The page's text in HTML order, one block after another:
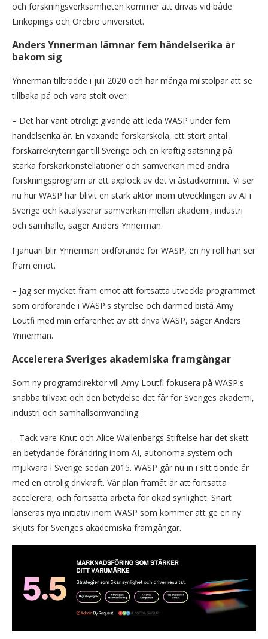
och forskningsverksamheten kommer att drivas vid både
Linköpings och Örebro universitet.
Anders Ynnerman lämnar fem händelserika år
bakom sig
Ynnerman tillträdde i juli 2020 och har många milstolpar att se
tillbaka på och vara stolt över.
– Det har varit otroligt givande att leda WASP under fem
händelserika år. En växande forskarskola, ett stort antal
forskarrekryteringar till Sverige och en kraftig satsning på
starka forskarkonstellationer och samverkan med andra
forskningsprogram är ett axplock av det vi åstadkommit. Vi ser
nu hur WASP har blivit en stark aktör inom utvecklingen av AI i
Sverige och katalyserar samverkan mellan akademi, industri
och samhälle, säger Anders Ynnerman.
I januari blir Ynnerman ordförande för WASP, en ny roll han ser
fram emot.
– Jag ser mycket fram emot att fortsätta utveckla programmet
som ordförande i WASP:s styrelse och därmed bistå Amy
Loutfi med min erfarenhet av att driva WASP, säger Anders
Ynnerman.
Accelerera Sveriges akademiska framgångar
Som ny programdirektör vill Amy Loutfi fokusera på WASP:s
snabba tillväxt och den betydelse det får för Sveriges akademi,
industri och samhällsomvandling:
– Tack vare Knut och Alice Wallenbergs Stiftelse har det skett
en betydande förändring inom AI, autonoma system och
mjukvara i Sverige sedan 2015. WASP går nu in i sitt tionde år
med en otrolig drivkraft. Vår plan framåt är att fortsätta
accelerera, och fortsätta arbeta för ökad synlighet. Snart
lanseras nya initiativ inom WASP som kommer att ge en ny
skjuts för Sveriges akademiska framgångar.